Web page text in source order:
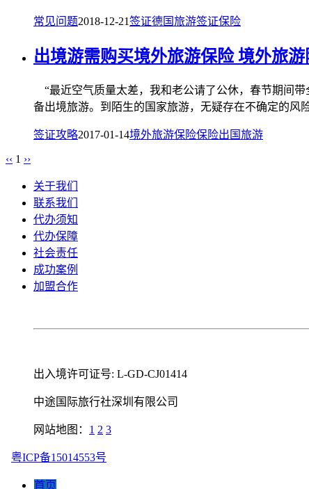
常见问题2018-12-21签证德国旅游签证保险
出境游需购买境外旅游保险 境外旅
“最近空气质量太差，我和老公请了公休，春节期间
备出境旅游。到陌生的国家旅游，无疑存在不确定的风
签证攻略2017-01-14境外旅游保险保险出国旅游
‹‹ 1 ››
关于我们
联系我们
代办须知
代办保障
社会责任
成功案例
加盟合作
出入境许可证号: L-GD-CJ01414
中途国际旅行社深圳有限公司
网站地图： 1 2 3
粤ICP备15014553号
首页